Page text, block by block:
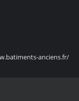
anciens.fr/